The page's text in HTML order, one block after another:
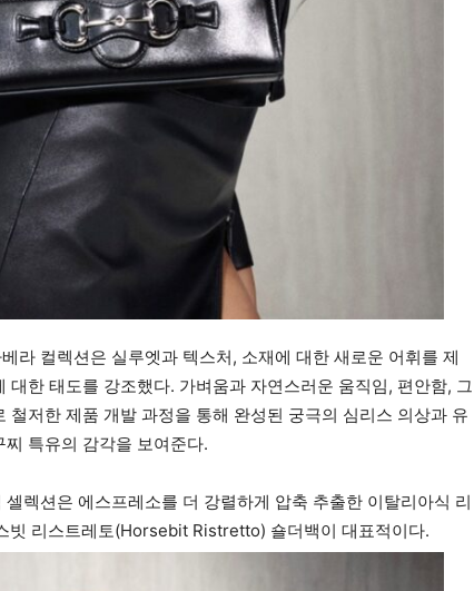
라 컬렉션은 실루엣과 텍스처, 소재에 대한 새로운 어휘를 제
한 태도를 강조했다. 가벼움과 자연스러운 움직임, 편안함, 그
철저한 제품 개발 과정을 통해 완성된 궁극의 심리스 의상과 유
특유의 감각을 보여준다.
렉션은 에스프레소를 더 강렬하게 압축 추출한 이탈리아식 리
빗 리스트레토(Horsebit Ristretto) 숄더백이 대표적이다.